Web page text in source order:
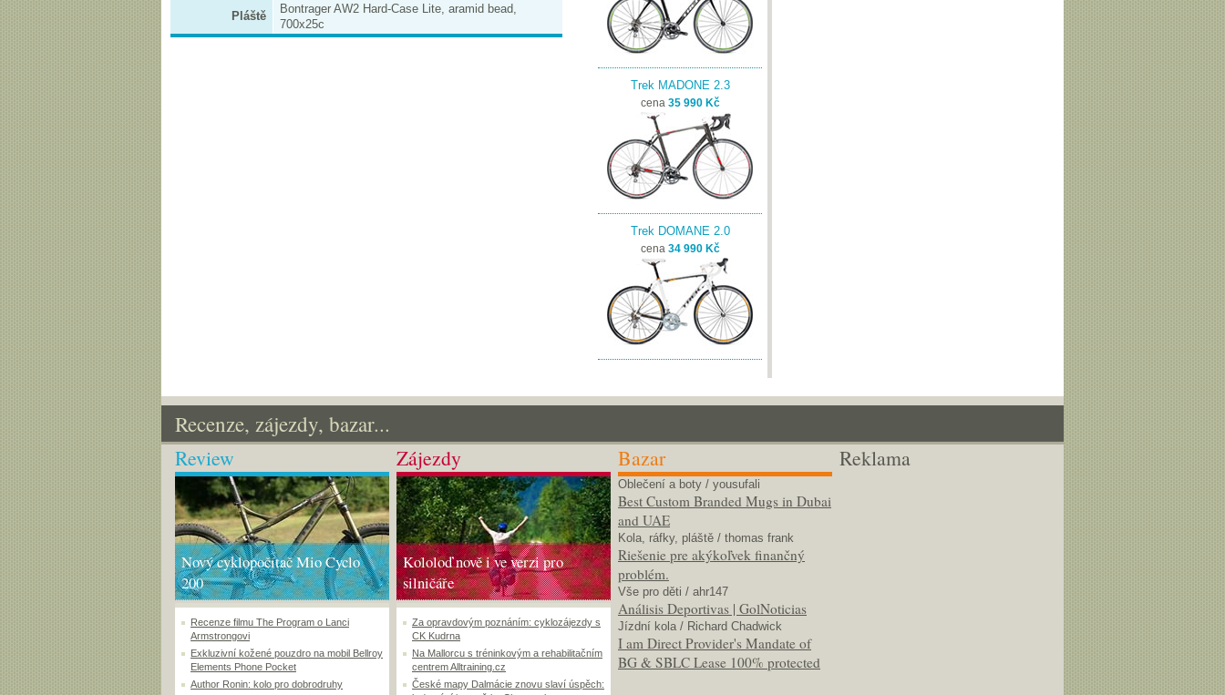
Pláště
Bontrager AW2 Hard-Case Lite, aramid bead,
700x25c
Trek MADONE 2.3
cena 35 990 Kč
Trek DOMANE 2.0
cena 34 990 Kč
Recenze, zájezdy, bazar...
Review
Nový cyklopočítač Mio Cyclo
200
Recenze filmu The Program o Lanci
Armstrongovi
Exkluzivní kožené pouzdro na mobil Bellroy
Elements Phone Pocket
Author Ronin: kolo pro dobrodruhy
Zájezdy
Kololoď nově i ve verzi pro
silničáře
Za opravdovým poznáním: cyklozájezdy s
CK Kudrna
Na Mallorcu s tréninkovým a rehabilitačním
centrem Alltraining.cz
České mapy Dalmácie znovu slaví úspěch:
Bazar
Oblečení a boty / yousufali
Best Custom Branded Mugs in Dubai
and UAE
Kola, ráfky, pláště / thomas frank
Riešenie pre akýkoľvek finančný
problém.
Vše pro děti / ahr147
Análisis Deportivas | GolNoticias
Jízdní kola / Richard Chadwick
I am Direct Provider's Mandate of
BG & SBLC Lease 100% protected
Reklama